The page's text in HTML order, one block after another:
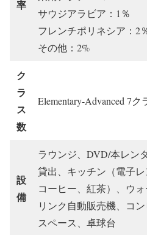
率
サウジアラビア：1％
フレンチポリネシア：2
その他：2%
ク
ラ
ス
数
Elementary-Advanced 7ク
設
備
ラウンジ、DVD/本レン
貸出、キッチン（電子
コーヒー、紅茶）、ウ
リンク自動販売機、コ
スペース、卓球台